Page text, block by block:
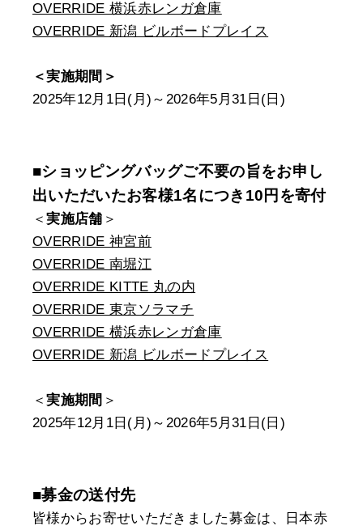
OVERRIDE 横浜赤レンガ倉庫
OVERRIDE 新潟 ビルボードプレイス
＜実施期間＞
2025年12月1日(月)～2026年5月31日(日)
■ショッピングバッグご不要の旨をお申し
出いただいたお客様1名につき10円を寄付
＜実施店舗 ＞
OVERRIDE 神宮前
OVERRIDE 南堀江
OVERRIDE KITTE 丸の内
OVERRIDE 東京ソラマチ
OVERRIDE 横浜赤レンガ倉庫
OVERRIDE 新潟 ビルボードプレイス
＜実施期間 ＞
2025年12月1日(月)～2026年5月31日(日)
■募金の送付先
皆様からお寄せいただきました募金は、日本赤